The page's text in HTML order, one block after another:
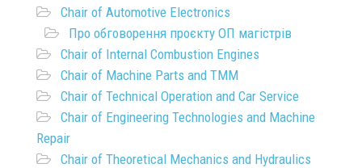
Chair of Automotive Electronics
Про обговорення проєкту ОП магістрів
Chair of Internal Combustion Engines
Chair of Machine Parts and TMM
Chair of Technical Operation and Car Service
Chair of Engineering Technologies and Machine
Repair
Chair of Theoretical Mechanics and Hydraulics